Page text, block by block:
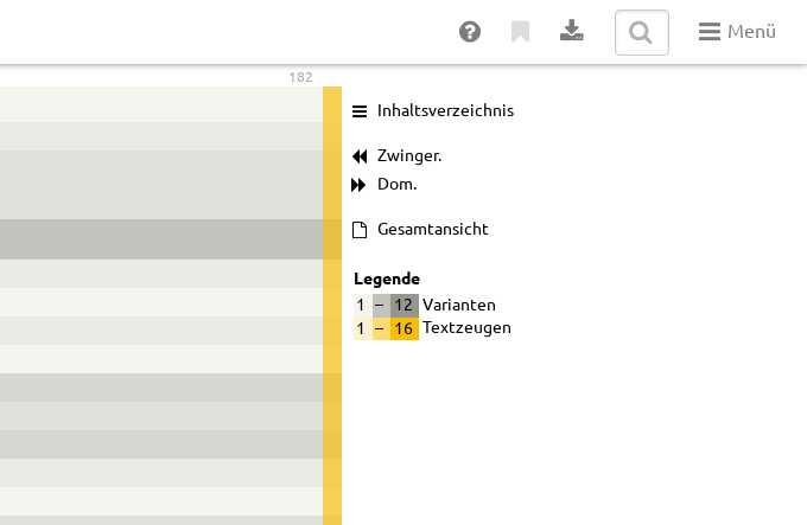
Menü
182
Inhaltsverzeichnis
Zwinger.
Dom.
Gesamtansicht
Legende
1 – 12
Varianten
1
– 16 Textzeugen